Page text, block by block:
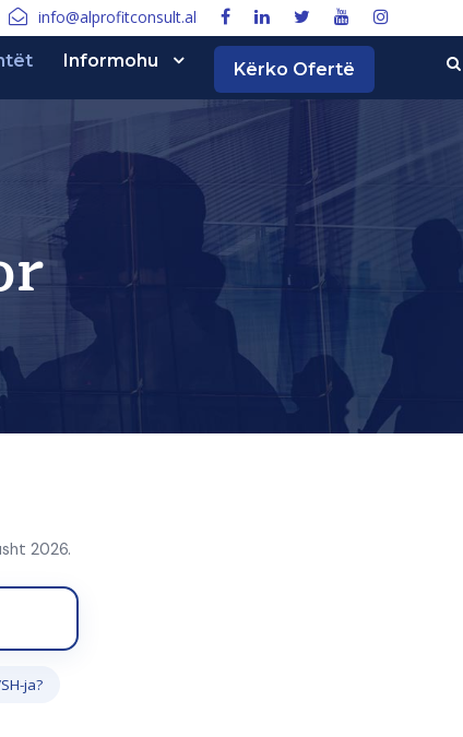
info@alprofitconsult.al
Informohu Kërko Ofertë
2026.
ja?